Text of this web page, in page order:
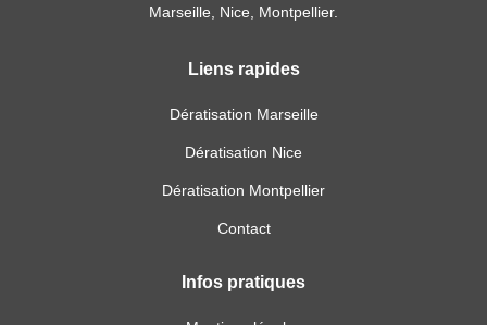
Marseille, Nice, Montpellier.
Liens rapides
Dératisation Marseille
Dératisation Nice
Dératisation Montpellier
Contact
Infos pratiques